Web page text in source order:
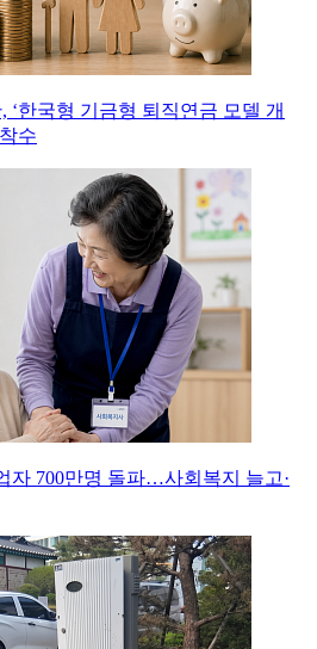
‘한국형 기금형 퇴직연금 모델 개
수
자 700만명 돌파…사회복지 늘고·